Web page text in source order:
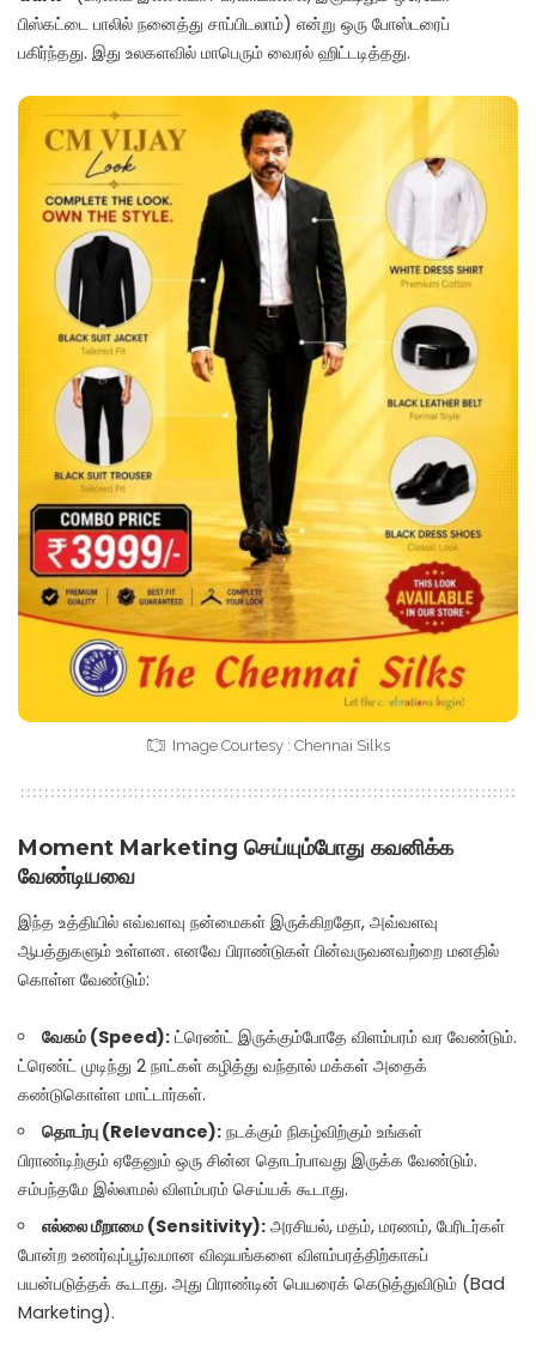
பிஸ்கட்டை பாலில் நனைத்து சாப்பிடலாம்) என்று ஒரு போஸ்டரைப்
பகிர்ந்தது. இது உலகளவில் மாபெரும் வைரல் ஹிட்டடித்தது.
Image Courtesy : Chennai Silks
Moment Marketing செய்யும்போது கவனிக்க
வேண்டியவை
இந்த உத்தியில் எவ்வளவு நன்மைகள் இருக்கிறதோ, அவ்வளவு
ஆபத்துகளும் உள்ளன. எனவே பிராண்டுகள் பின்வருவனவற்றை மனதில்
கொள்ள வேண்டும்:
வேகம் (Speed): ட்ரெண்ட் இருக்கும்போதே விளம்பரம் வர வேண்டும்.
ட்ரெண்ட் முடிந்து 2 நாட்கள் கழித்து வந்தால் மக்கள் அதைக்
கண்டுகொள்ள மாட்டார்கள்.
தொடர்பு (Relevance): நடக்கும் நிகழ்விற்கும் உங்கள்
பிராண்டிற்கும் ஏதேனும் ஒரு சின்ன தொடர்பாவது இருக்க வேண்டும்.
சம்பந்தமே இல்லாமல் விளம்பரம் செய்யக் கூடாது.
எல்லை மீறாமை (Sensitivity): அரசியல், மதம், மரணம், பேரிடர்கள்
போன்ற உணர்வுப்பூர்வமான விஷயங்களை விளம்பரத்திற்காகப்
பயன்படுத்தக் கூடாது. அது பிராண்டின் பெயரைக் கெடுத்துவிடும் (Bad
Marketing).